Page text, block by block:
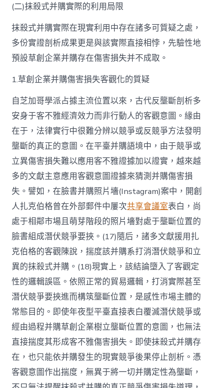
(二)抹殺式并購實際的利用局限
抹殺式并購實際在現實利用中存在諸多可質疑之處，
多份實證剖析成果更是與該實際直接相悖，先驗性地
預設草創企業并購存在傷害損失并不成取。
1.草創企業并購傷害損失客觀化的質疑
自芝加哥學派占據主流位置以來，古代反壟斷剖析多
安身于客不雅經濟效力而非行動人的客觀意圖。緣由
在于，法律實行中很難分辨以競爭或反競爭方法發明
壟斷的真正的意圖。在平臺并購語境中，由于競爭或
立異傷害損失難以應用客不雅證據加以證實，越來越
多的文獻主意應用客觀意圖證據來猜測并購傷害損
失。譬如，在臉書并購照片墻(Instagram)案中，開創
人扎克伯格曾在外部郵件中屢次共享會議室表白，尚
處于相鄰市場且萌芽階段的照片墻對處于壟斷位置的
臉書組成潛伏競爭要挾。(17)隨后，諸多文獻援用扎
克伯格的客觀陳說，揣度該并購系打消潛伏競爭和立
異的抹殺式并購。(18)現實上，該結論墮入了客觀定
性的邏輯誤區。依照正常的貿易邏輯，打消實際甚至
潛伏競爭要挾進而構筑壟斷位置，是感性市場主體的
常態目的。即使年夜型平臺直接表白覆滅潛伏競爭或
經由過程并購草創企業樹立壟斷位置的意圖，也無法
直接揣度其形成客不雅傷害損失。即使抹殺式并購存
在，也只能依并購發生的現實競爭後果停止剖析。憑
客觀意圖作出揣度，無異于將一切并購定性為壟斷，